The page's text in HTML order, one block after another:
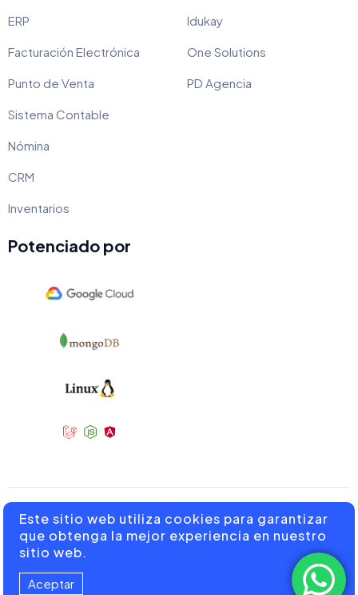
ERP
Facturación Electrónica
Punto de Venta
Sistema Contable
Nómina
CRM
Inventarios
Idukay
One Solutions
PD Agencia
Potenciado por
© 2015 - 2025 CODESTUDIOS SAS. Todos los derechos
Reservados.
Este sitio web utiliza cookies para garantizar
que obtenga la mejor experiencia en nuestro
sitio web.
Aceptar